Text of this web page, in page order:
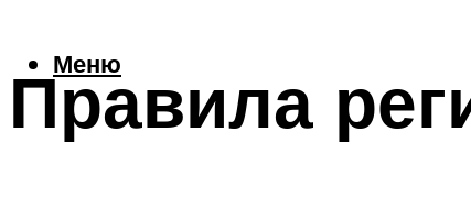
Меню
Правила